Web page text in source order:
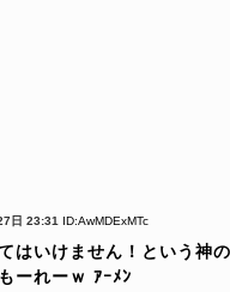
日 23:31 ID:AwMDExMTc
はいけません！という神の
ーれーｗ ｱｰﾒﾝ